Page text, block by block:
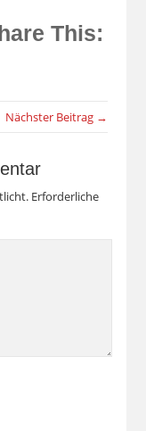
This:
Nächster Beitrag →
Erforderliche